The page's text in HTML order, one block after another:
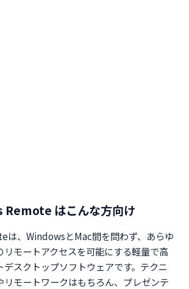
はこんな方向け
は、WindowsとMac間を問わず、あらゆ
リモートアクセスを可能にする軽量で高
デスクトップソフトウェアです。テクニ
リモートワークはもちろん、プレゼンテ